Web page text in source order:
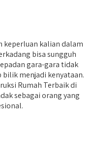
keperluan kalian dalam
bisa sungguh
gara-gara tidak
menjadi kenyataan.
Rumah Terbaik di
sebagai orang yang